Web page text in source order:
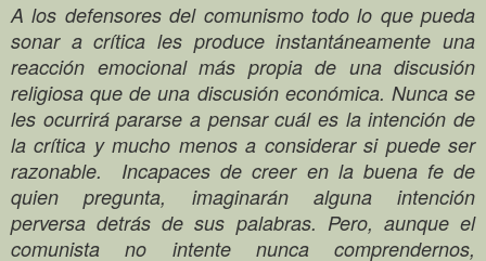
A los defensores del comunismo todo lo que pueda
sonar a crítica les produce instantáneamente una
reacción emocional más propia de una discusión
religiosa que de una discusión económica. Nunca se
les ocurrirá pararse a pensar cuál es la intención de
la crítica y mucho menos a considerar si puede ser
razonable. Incapaces de creer en la buena fe de
quien pregunta, imaginarán alguna intención
perversa detrás de sus palabras. Pero, aunque el
comunista no intente nunca comprendernos,